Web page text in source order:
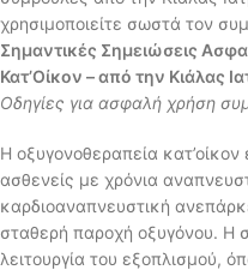
Σημαντικές Σημειώσεις
Κατ’Οίκον – από την Κιάλας
Οδηγίες για ασφαλή χρήση
Η οξυγονοθεραπεία κατ’οίκον
ασθενείς με χρόνια
καρδιοαναπνευστική
σταθερή παροχή οξυγόνου. Η
λειτουργία του εξοπλισμού,